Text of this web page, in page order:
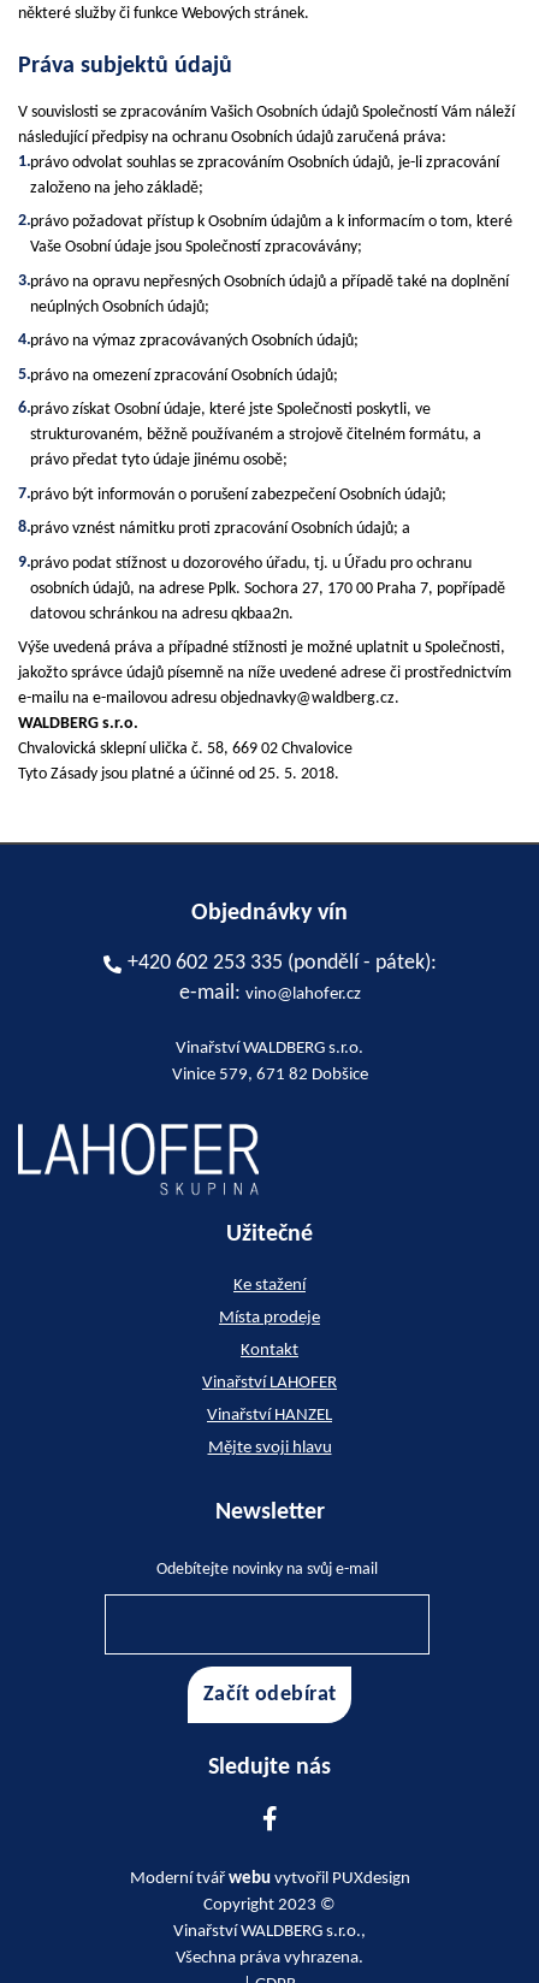
některé služby či funkce Webových stránek.
Práva subjektů údajů
V souvislosti se zpracováním Vašich Osobních údajů Společností Vám náleží
následující předpisy na ochranu Osobních údajů zaručená práva:
právo odvolat souhlas se zpracováním Osobních údajů, je-li zpracování
založeno na jeho základě;
právo požadovat přístup k Osobním údajům a k informacím o tom, které
Vaše Osobní údaje jsou Společností zpracovávány;
právo na opravu nepřesných Osobních údajů a případě také na doplnění
neúplných Osobních údajů;
právo na výmaz zpracovávaných Osobních údajů;
právo na omezení zpracování Osobních údajů;
právo získat Osobní údaje, které jste Společnosti poskytli, ve
strukturovaném, běžně používaném a strojově čitelném formátu, a
právo předat tyto údaje jinému osobě;
právo být informován o porušení zabezpečení Osobních údajů;
právo vznést námitku proti zpracování Osobních údajů; a
právo podat stížnost u dozorového úřadu, tj. u Úřadu pro ochranu
osobních údajů, na adrese Pplk. Sochora 27, 170 00 Praha 7, popřípadě
datovou schránkou na adresu qkbaa2n.
Výše uvedená práva a případné stížnosti je možné uplatnit u Společnosti,
jakožto správce údajů písemně na níže uvedené adrese či prostřednictvím
e-mailu na e-mailovou adresu objednavky@waldberg.cz.
WALDBERG s.r.o.
Chvalovická sklepní ulička č. 58, 669 02 Chvalovice
Tyto Zásady jsou platné a účinné od 25. 5. 2018.
Objednávky vín
+420 602 253 335 (pondělí - pátek):
e-mail: vino@lahofer.cz
Vinařství WALDBERG s.r.o.
Vinice 579, 671 82 Dobšice
Užitečné
Ke stažení
Místa prodeje
Kontakt
Vinařství LAHOFER
Vinařství HANZEL
Mějte svoji hlavu
Newsletter
Odebítejte novinky na svůj e-mail
Sledujte nás
Copyright 2023 ©
Vinařství WALDBERG s.r.o.,
Všechna práva vyhrazena.
Moderní tvář webuvytvořil PUXdesign